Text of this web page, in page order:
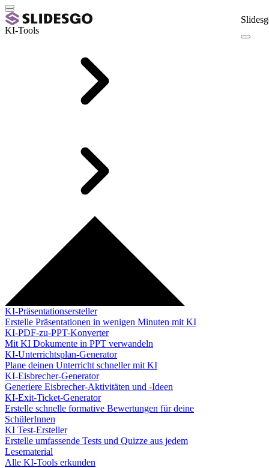
KI-Tools
KI-Präsentationsersteller
Erstelle Präsentationen in wenigen Minuten mit KI
KI-PDF-zu-PPT-Konverter
Mit KI Dokumente in PPT verwandeln
KI-Unterrichtsplan-Generator
Plane deinen Unterricht schneller mit KI
KI-Eisbrecher-Generator
Generiere Eisbrecher-Aktivitäten und -Ideen
KI-Exit-Ticket-Generator
Erstelle schnelle formative Bewertungen für deine
SchülerInnen
KI Test-Ersteller
Erstelle umfassende Tests und Quizze aus jedem
Lesematerial
Alle KI-Tools erkunden